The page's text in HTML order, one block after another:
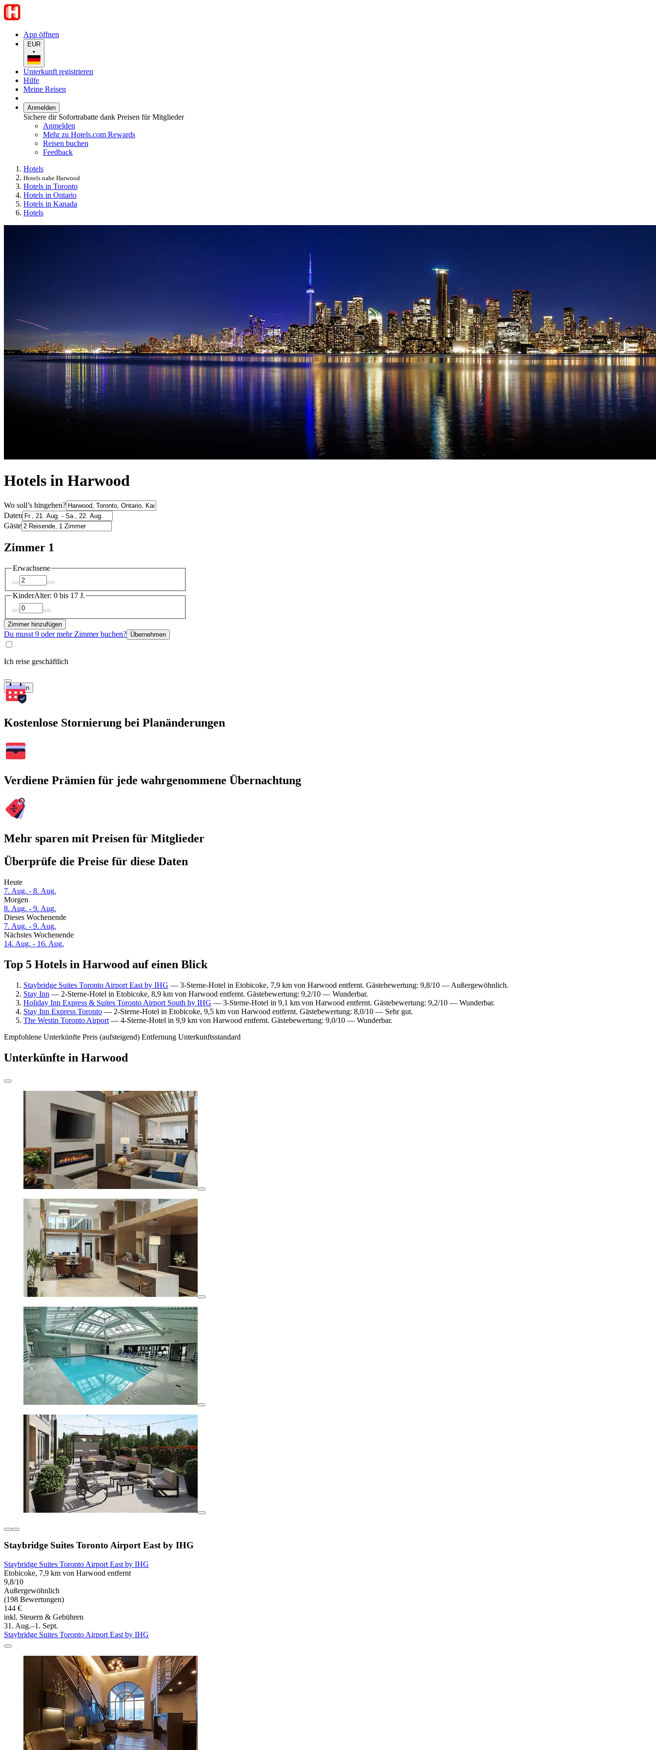
App öffnen
EUR
•
Unterkunft registrieren
Hilfe
Meine Reisen
Anmelden
Sichere dir Sofortrabatte dank Preisen für Mitglieder
Anmelden
Mehr zu Hotels.com Rewards
Reisen buchen
Feedback
Hotels
Hotels nahe Harwood
Hotels in Toronto
Hotels in Ontario
Hotels in Kanada
Hotels
Hotels in Harwood
Wo soll’s hingehen?
Daten
Gäste
Zimmer 1
Erwachsene
KinderAlter: 0 bis 17 J.
Zimmer hinzufügen
Du musst 9 oder mehr Zimmer buchen? Übernehmen
Ich reise geschäftlich
Suchen
Kostenlose Stornierung bei Planänderungen
Verdiene Prämien für jede wahrgenommene Übernachtung
Mehr sparen mit Preisen für Mitglieder
Überprüfe die Preise für diese Daten
Heute
7. Aug. - 8. Aug.
Morgen
8. Aug. - 9. Aug.
Dieses Wochenende
7. Aug. - 9. Aug.
Nächstes Wochenende
14. Aug. - 16. Aug.
Top 5 Hotels in Harwood auf einen Blick
Staybridge Suites Toronto Airport East by IHG — 3-Sterne-Hotel in Etobicoke, 7,9 km von Harwood entfernt. Gästebewertung: 9,8/10 — Außergewöhnlich.
Stay Inn — 2-Sterne-Hotel in Etobicoke, 8,9 km von Harwood entfernt. Gästebewertung: 9,2/10 — Wunderbar.
Holiday Inn Express & Suites Toronto Airport South by IHG — 3-Sterne-Hotel in 9,1 km von Harwood entfernt. Gästebewertung: 9,2/10 — Wunderbar.
Stay Inn Express Toronto — 2-Sterne-Hotel in Etobicoke, 9,5 km von Harwood entfernt. Gästebewertung: 8,0/10 — Sehr gut.
The Westin Toronto Airport — 4-Sterne-Hotel in 9,9 km von Harwood entfernt. Gästebewertung: 9,0/10 — Wunderbar.
Empfohlene Unterkünfte Preis (aufsteigend) Entfernung Unterkunftsstandard
Unterkünfte in Harwood
Staybridge Suites Toronto Airport East by IHG
Staybridge Suites Toronto Airport East by IHG
Etobicoke, 7,9 km von Harwood entfernt
9,8/10
Außergewöhnlich
(198 Bewertungen)
144 €
inkl. Steuern & Gebühren
31. Aug.–1. Sept.
Staybridge Suites Toronto Airport East by IHG